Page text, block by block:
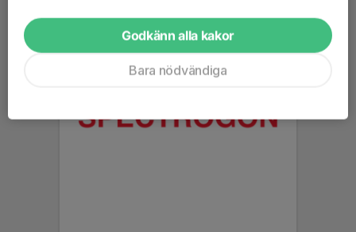
Godkänn alla kakor
Bara nödvändiga